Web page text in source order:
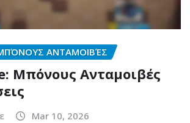
ΜΠΌΝΟΥΣ ΑΝΤΑΜΟΙΒΈΣ
Μπόνους Ανταμοιβές
Mar 10, 2026